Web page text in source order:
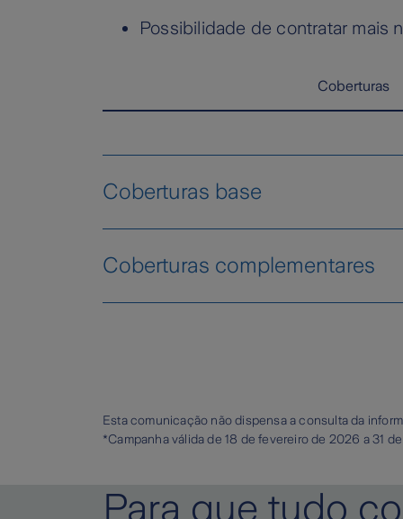
Possibilidade de contratar mais
Coberturas
Coberturas base
base tem uma dupla proteção contra
Responsabilidade civil do
Acidentes pessoais
Coberturas complementares
Avaria de máquinas
Esta comunicação não dispensa a consulta da
*Campanha válida de 18 de fevereiro de 2026 a 31
Para que tudo